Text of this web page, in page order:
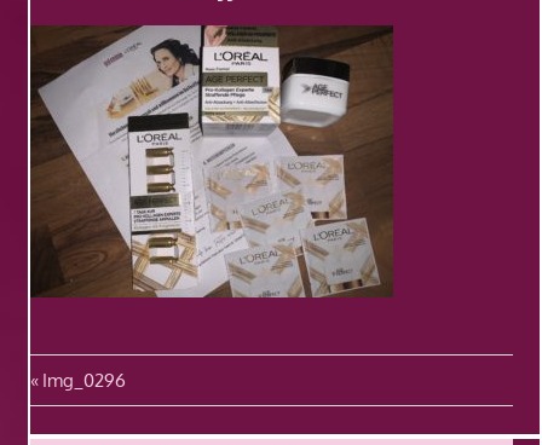
Beitragsnavigation
Vorheriger
Beitrag:
Img_0296